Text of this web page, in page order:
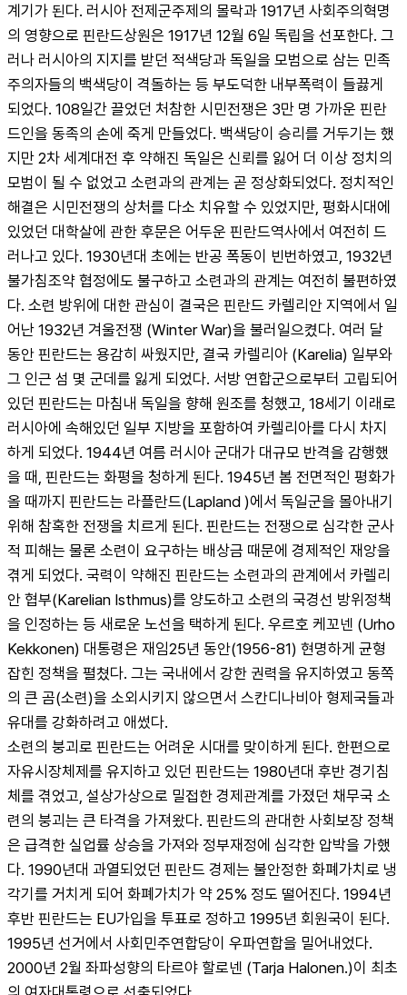
계기가 된다. 러시아 전제군주제의 몰락과 1917년 사회주의혁명
의 영향으로 핀란드상원은 1917년 12월 6일 독립을 선포한다. 그
러나 러시아의 지지를 받던 적색당과 독일을 모범으로 삼는 민족
주의자들의 백색당이 격돌하는 등 부도덕한 내부폭력이 들끓게
되었다. 108일간 끌었던 처참한 시민전쟁은 3만 명 가까운 핀란
드인을 동족의 손에 죽게 만들었다. 백색당이 승리를 거두기는 했
지만 2차 세계대전 후 약해진 독일은 신뢰를 잃어 더 이상 정치의
모범이 될 수 없었고 소련과의 관계는 곧 정상화되었다. 정치적인
해결은 시민전쟁의 상처를 다소 치유할 수 있었지만, 평화시대에
있었던 대학살에 관한 후문은 어두운 핀란드역사에서 여전히 드
러나고 있다. 1930년대 초에는 반공 폭동이 빈번하였고, 1932년
불가침조약 협정에도 불구하고 소련과의 관계는 여전히 불편하였
다. 소련 방위에 대한 관심이 결국은 핀란드 카렐리안 지역에서 일
어난 1932년 겨울전쟁 (Winter War)을 불러일으켰다. 여러 달
동안 핀란드는 용감히 싸웠지만, 결국 카렐리아 (Karelia) 일부와
그 인근 섬 몇 군데를 잃게 되었다. 서방 연합군으로부터 고립되어
있던 핀란드는 마침내 독일을 향해 원조를 청했고, 18세기 이래로
러시아에 속해있던 일부 지방을 포함하여 카렐리아를 다시 차지
하게 되었다. 1944년 여름 러시아 군대가 대규모 반격을 감행했
을 때, 핀란드는 화평을 청하게 된다. 1945년 봄 전면적인 평화가
올 때까지 핀란드는 라플란드(Lapland )에서 독일군을 몰아내기
위해 참혹한 전쟁을 치르게 된다. 핀란드는 전쟁으로 심각한 군사
적 피해는 물론 소련이 요구하는 배상금 때문에 경제적인 재앙을
겪게 되었다. 국력이 약해진 핀란드는 소련과의 관계에서 카렐리
안 협부(Karelian Isthmus)를 양도하고 소련의 국경선 방위정책
을 인정하는 등 새로운 노선을 택하게 된다. 우르호 케꼬넨 (Urho
Kekkonen) 대통령은 재임25년 동안(1956-81) 현명하게 균형
잡힌 정책을 펼쳤다. 그는 국내에서 강한 권력을 유지하였고 동쪽
의 큰 곰(소련)을 소외시키지 않으면서 스칸디나비아 형제국들과
유대를 강화하려고 애썼다.
소련의 붕괴로 핀란드는 어려운 시대를 맞이하게 된다. 한편으로
자유시장체제를 유지하고 있던 핀란드는 1980년대 후반 경기침
체를 겪었고, 설상가상으로 밀접한 경제관계를 가졌던 채무국 소
련의 붕괴는 큰 타격을 가져왔다. 핀란드의 관대한 사회보장 정책
은 급격한 실업률 상승을 가져와 정부재정에 심각한 압박을 가했
다. 1990년대 과열되었던 핀란드 경제는 불안정한 화폐가치로 냉
각기를 거치게 되어 화폐가치가 약 25% 정도 떨어진다. 1994년
후반 핀란드는 EU가입을 투표로 정하고 1995년 회원국이 된다.
1995년 선거에서 사회민주연합당이 우파연합을 밀어내었다.
2000년 2월 좌파성향의 타르야 할로넨 (Tarja Halonen.)이 최초